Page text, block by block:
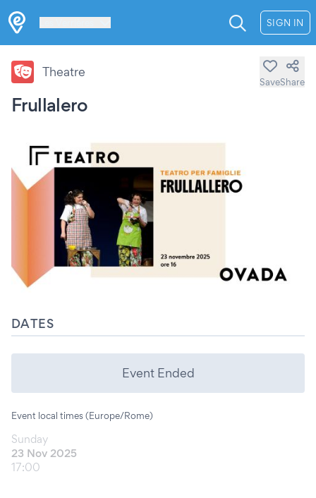
SIGN IN
Frullalero
Theatre
SaveShare
DATES
Event Ended
Event local times (Europe/Rome)
Sunday
23 Nov 2025
17:00